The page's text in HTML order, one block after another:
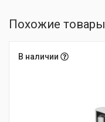
Похожие товары
В наличии